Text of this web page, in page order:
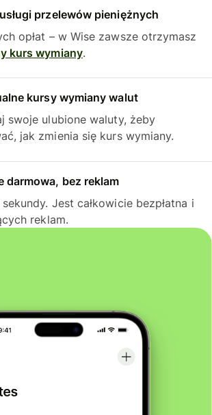
przelewów pieniężnych
opłat – w Wise zawsze otrzymasz
kurs wymiany.
kursy wymiany walut
swoje ulubione waluty, żeby
jak zmienia się kurs wymiany.
darmowa, bez reklam
Jest całkowicie bezpłatna i
reklam.